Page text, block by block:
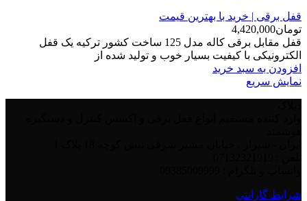
قفل برقی | خرید با بهترین قیمت
تومان4,420,000
قفل مقابل برقی کاله مدل 125 ساخت کشور ترکیه یک قفل
الکترونیکی با کیفیت بسیار خوب و تولید شده از
افزودن به سبد خرید
نمایش سریع
شرایط گارانتی